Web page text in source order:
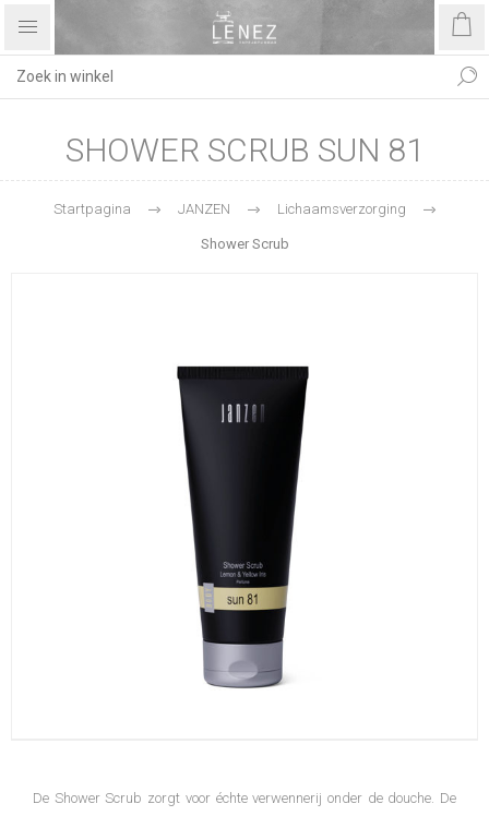
SHOWER SCRUB SUN 81
Startpagina JANZEN Lichaamsverzorging
Shower Scrub
De Shower Scrub zorgt voor échte verwennerij onder de douche. De